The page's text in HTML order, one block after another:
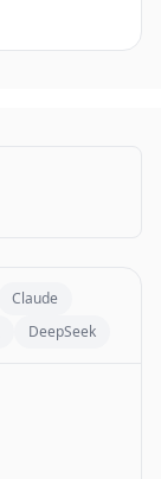
Claude
DeepSeek